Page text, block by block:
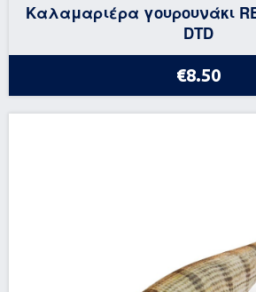
Καλαμαριέρα γουρουνάκι
DTD
€8.50